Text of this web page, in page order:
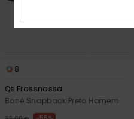
8
Qs Frassnassa
Boné Snapback Preto Homem